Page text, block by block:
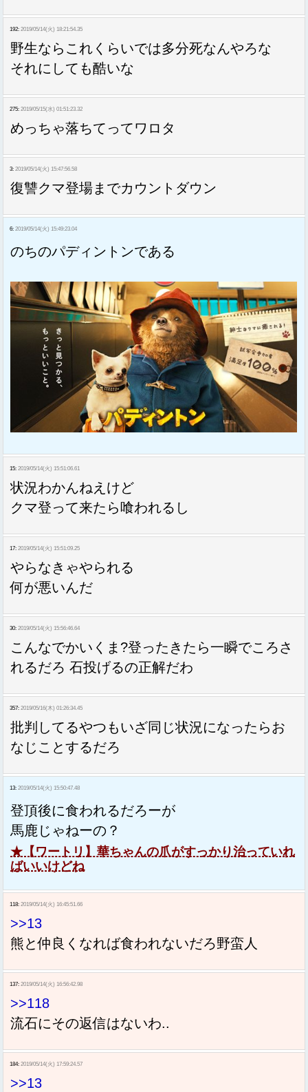
192: 2019/05/14(火) 18:21:54.35
野生ならこれくらいでは多分死なんやろな
それにしても酷いな
275: 2019/05/15(水) 01:51:23.32
めっちゃ落ちてってワロタ
3: 2019/05/14(火) 15:47:56.58
復讐クマ登場までカウントダウン
6: 2019/05/14(火) 15:49:23.04
のちのパディントンである
15: 2019/05/14(火) 15:51:06.61
状況わかんねえけど
クマ登って来たら喰われるし
17: 2019/05/14(火) 15:51:09.25
やらなきゃやられる
何が悪いんだ
30: 2019/05/14(火) 15:56:46.64
こんなでかいくま?登ったきたら一瞬でころさ
れるだろ 石投げるの正解だわ
357: 2019/05/16(木) 01:26:34.45
批判してるやつもいざ同じ状況になったらお
なじことするだろ
13: 2019/05/14(火) 15:50:47.48
登頂後に食われるだろーが
馬鹿じゃねーの？
★【ワートリ】華ちゃんの爪がすっかり治っていれ
ばいいけどね
118: 2019/05/14(火) 16:45:51.66
>>13
熊と仲良くなれば食われないだろ野蛮人
137: 2019/05/14(火) 16:56:42.98
>>118
流石にその返信はないわ..
184: 2019/05/14(火) 17:59:24.57
>>13